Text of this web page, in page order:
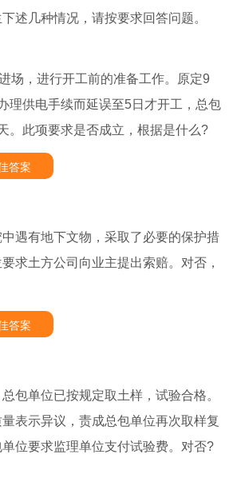
述几种情况，请按要求回答问题。
场，进行开工前的准备工作。原定9
理供电手续而延误至5日才开工，总包
。此项要求是否成立，根据是什么?
答案
遇有地下文物，采取了必要的保护措
求土方公司向业主提出索赔。对否，
答案
包单位已按规定取土样，试验合格。
表示异议，责成总包单位再次取样复
位要求监理单位支付试验费。对否?